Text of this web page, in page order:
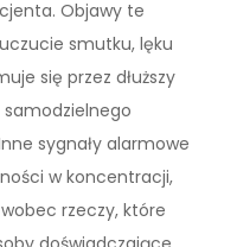
Objawy te
smutku, lęku
się przez dłuższy
sygnały alarmowe
w koncentracji,
rzeczy, które